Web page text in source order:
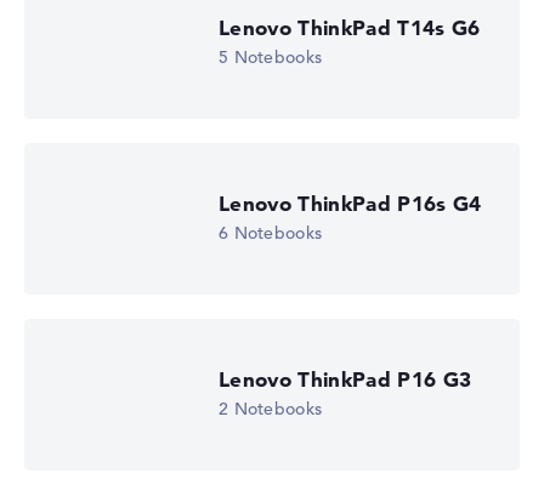
Lenovo ThinkPad T14s G6
5 Notebooks
Lenovo ThinkPad P16s G4
6 Notebooks
Lenovo ThinkPad P16 G3
2 Notebooks